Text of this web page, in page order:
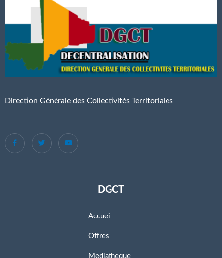
Direction Générale des Collectivités Territoriales
DGCT
Accueil
Offres
Mediatheque